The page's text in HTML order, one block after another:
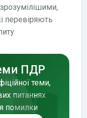
зрозумілішими,
перевіряють
ПДР
теми,
питаннях
помилки